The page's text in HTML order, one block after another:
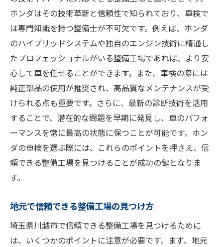
信頼を築くための定期的なコミュニケーシ
ョン
地元の整備工場が選ばれる理由
長期的な視点で考える車検のメリット
ホンダはその技術革新と信頼性で知られており、車検で
は専門知識を持つ整備士が不可欠です。例えば、ホンダ
のハイブリッドシステムや独自のエンジン技術に精通し
たプロフェッショナルがいる整備工場であれば、より安
心して車を任せることができます。また、車検の際には
純正部品の使用が推奨され、高品質なメンテナンスが受
けられる点も重要です。さらに、最新の診断技術を活用
することで、潜在的な問題を早期に発見し、車のパフォ
ーマンスを常に最高の状態に保つことが可能です。ホン
ダの車検を選ぶ際には、これらのポイントを押さえ、信
頼できる整備工場を見つけることが成功の鍵となりま
す。
地元で信頼できる整備工場の見つけ方
埼玉県川越市で信頼できる整備工場を見つけるために
は、いくつかのポイントに注意が必要です。まず、地元